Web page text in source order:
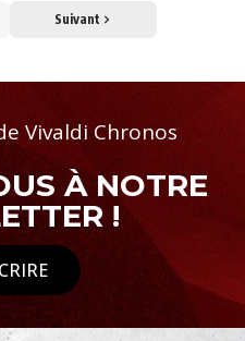
Suivant
Vivaldi Chronos
À NOTRE
!